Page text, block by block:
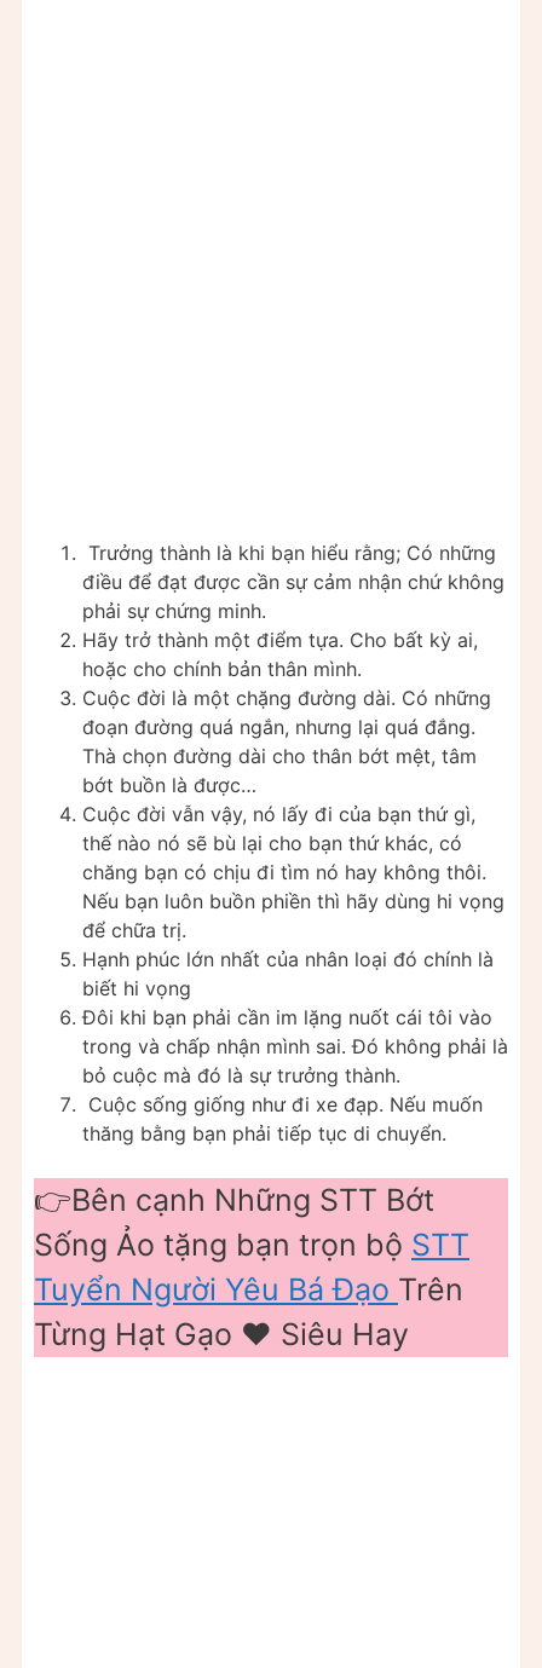
Trưởng thành là khi bạn hiểu rằng; Có những
điều để đạt được cần sự cảm nhận chứ không
phải sự chứng minh.
Hãy trở thành một điểm tựa. Cho bất kỳ ai,
hoặc cho chính bản thân mình.
Cuộc đời là một chặng đường dài. Có những
đoạn đường quá ngắn, nhưng lại quá đắng.
Thà chọn đường dài cho thân bớt mệt, tâm
bớt buồn là được…
Cuộc đời vẫn vậy, nó lấy đi của bạn thứ gì,
thế nào nó sẽ bù lại cho bạn thứ khác, có
chăng bạn có chịu đi tìm nó hay không thôi.
Nếu bạn luôn buồn phiền thì hãy dùng hi vọng
để chữa trị.
Hạnh phúc lớn nhất của nhân loại đó chính là
biết hi vọng
Đôi khi bạn phải cần im lặng nuốt cái tôi vào
trong và chấp nhận mình sai. Đó không phải là
bỏ cuộc mà đó là sự trưởng thành.
Cuộc sống giống như đi xe đạp. Nếu muốn
thăng bằng bạn phải tiếp tục di chuyển.
👉Bên cạnh Những STT Bớt
Sống Ảo tặng bạn trọn bộ STT
Tuyển Người Yêu Bá Đạo Trên
Từng Hạt Gạo ❤️ Siêu Hay